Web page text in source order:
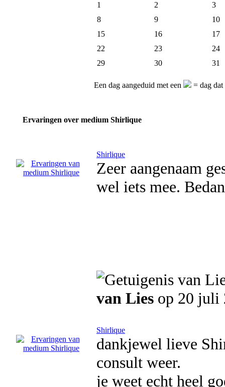
1
2
3
8
9
10
15
16
17
22
23
24
29
30 31
Een dag aangeduid met een = dag
Ervaringen over medium Shirlique
Shirlique
Zeer aangenaam
wel iets mee.
van Lies op 20 juli
Shirlique
dankjewel lieve
consult weer.
je weet echt heel